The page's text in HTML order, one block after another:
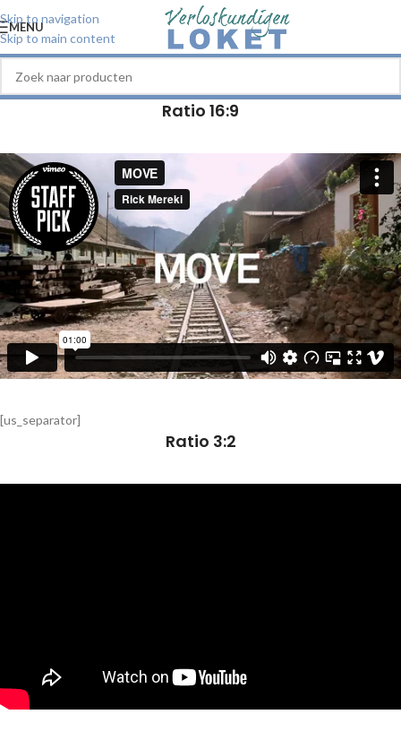
Skip to navigation
Skip to main content
MENU
Ratio 16:9
[us_separator]
Ratio 3:2